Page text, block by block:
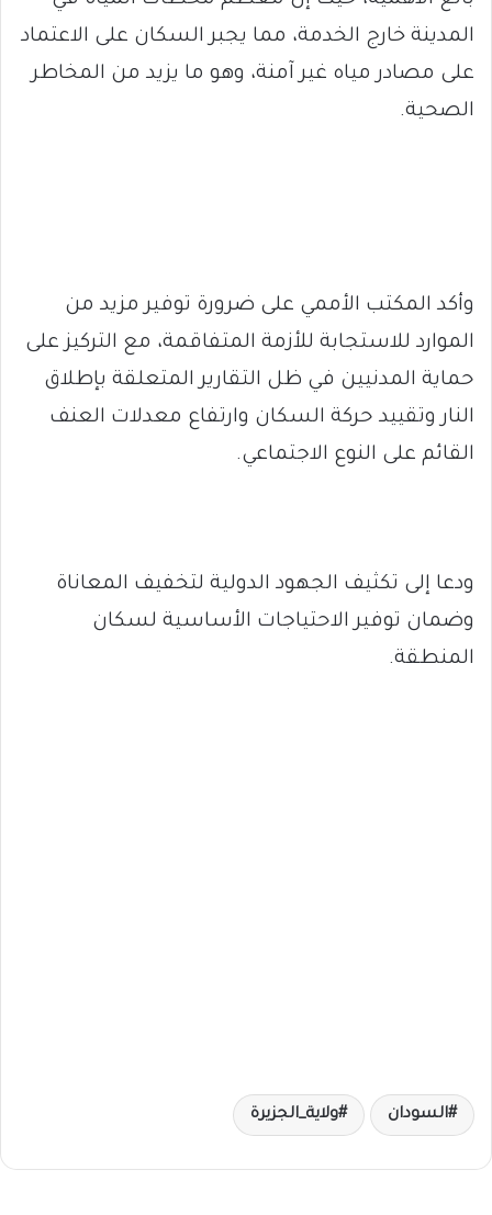
المدينة خارج الخدمة، مما يجبر السكان على الاعتماد
على مصادر مياه غير آمنة، وهو ما يزيد من المخاطر
الصحية.
وأكد المكتب الأممي على ضرورة توفير مزيد من
الموارد للاستجابة للأزمة المتفاقمة، مع التركيز على
حماية المدنيين في ظل التقارير المتعلقة بإطلاق
النار وتقييد حركة السكان وارتفاع معدلات العنف
القائم على النوع الاجتماعي.
ودعا إلى تكثيف الجهود الدولية لتخفيف المعاناة
وضمان توفير الاحتياجات الأساسية لسكان
المنطقة.
السودان ولاية_الجزيرة